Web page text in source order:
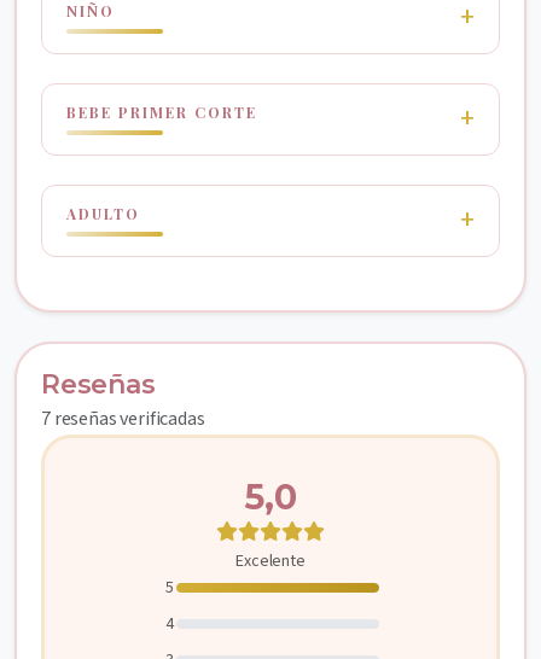
NIÑO
BEBE PRIMER CORTE
ADULTO
Reseñas
7 reseñas verificadas
5,0
Excelente
5
4